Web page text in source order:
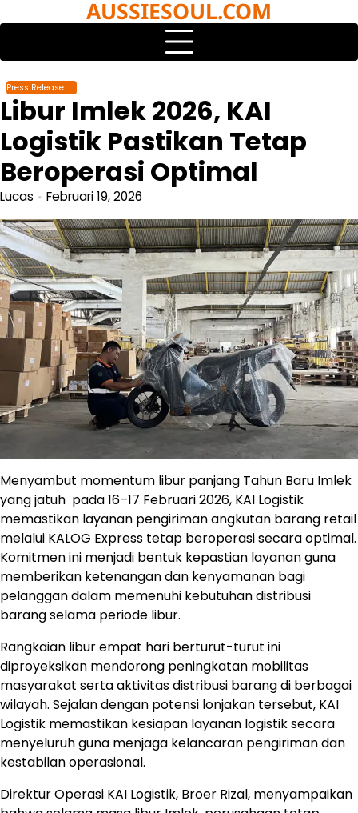
to
AUSSIESOUL.COM
Press Release
Libur Imlek 2026, KAI
Logistik Pastikan Tetap
Beroperasi Optimal
Lucas Februari 19, 2026
Menyambut momentum libur panjang Tahun Baru Imlek
yang jatuh pada 16–17 Februari 2026, KAI Logistik
memastikan layanan pengiriman angkutan barang retail
melalui KALOG Express tetap beroperasi secara optimal.
Komitmen ini menjadi bentuk kepastian layanan guna
memberikan ketenangan dan kenyamanan bagi
pelanggan dalam memenuhi kebutuhan distribusi
barang selama periode libur.
Rangkaian libur empat hari berturut-turut ini
diproyeksikan mendorong peningkatan mobilitas
masyarakat serta aktivitas distribusi barang di berbagai
wilayah. Sejalan dengan potensi lonjakan tersebut, KAI
Logistik memastikan kesiapan layanan logistik secara
menyeluruh guna menjaga kelancaran pengiriman dan
kestabilan operasional.
Direktur Operasi KAI Logistik, Broer Rizal, menyampaikan